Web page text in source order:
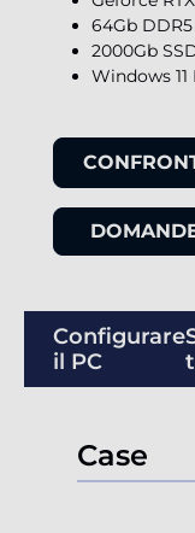
64Gb
2000Gb
Windows
Configurare
il PC
Case